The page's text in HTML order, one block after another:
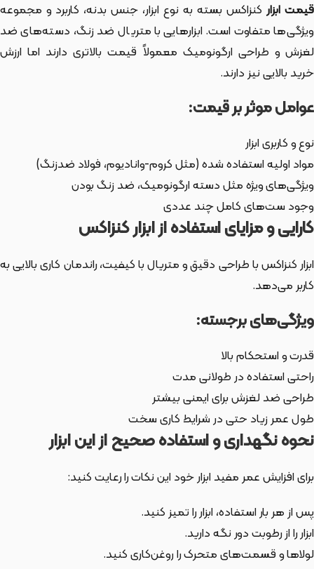
قیمت ابزار کنزاکس بسته به نوع ابزار، جنس بدنه، کاربرد و مجموعه
ویژگی‌ها متفاوت است. ابزارهایی با متریال ضد زنگ، دسته‌های ضد
لغزش و طراحی ارگونومیک معمولاً قیمت بالاتری دارند اما ارزش
خرید بالایی نیز دارند.
عوامل موثر بر قیمت:
نوع و کاربری ابزار
مواد اولیه استفاده شده (مثل کروم-وانادیوم، فولاد ضدزنگ)
ویژگی‌های ویژه مثل دسته ارگونومیک، ضد زنگ بودن
وجود ست‌های کامل چند عددی
کارایی و مزایای استفاده از ابزار کنزاکس
ابزار کنزاکس با طراحی دقیق و متریال با کیفیت، راندمان کاری بالایی به
کاربر می‌دهد.
ویژگی‌های برجسته:
قدرت و استحکام بالا
راحتی استفاده در طولانی مدت
طراحی ضد لغزش برای ایمنی بیشتر
طول عمر زیاد حتی در شرایط کاری سخت
نحوه نگهداری و استفاده صحیح از این ابزار
برای افزایش عمر مفید ابزار خود این نکات را رعایت کنید:
پس از هر بار استفاده، ابزار را تمیز کنید.
ابزار را از رطوبت دور نگه دارید.
لولاها و قسمت‌های متحرک را روغن‌کاری کنید.